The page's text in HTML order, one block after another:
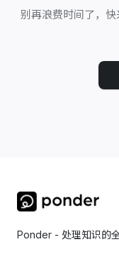
别再浪费时间了，快
Ponder - 处理知识的全